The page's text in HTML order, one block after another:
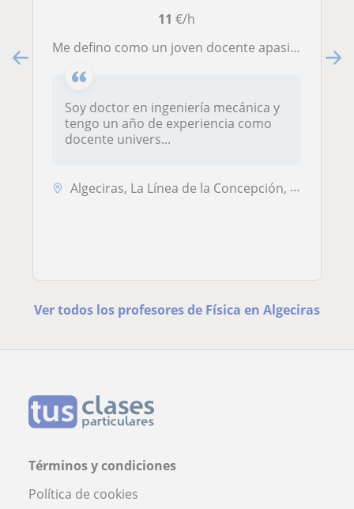
11 €/h
Me defino como un joven docente apasionado, dinámico y cercano a los estudiantes. Comprendo su metodología de pensamiento y adapto
Soy doctor en ingeniería mecánica y
tengo un año de experiencia como
docente univers...
Algeciras, La Línea de la Concepción, Los Barrios, San Roque
Ver todos los profesores de Física en Algeciras
Términos y condiciones
Política de cookies